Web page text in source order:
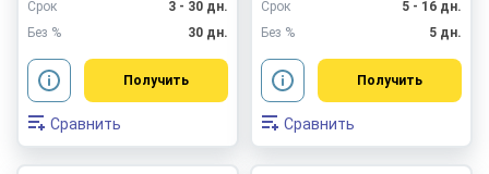
Срок
3 - 30 дн.
Без %
30 дн.
Получить
Сравнить
Срок
5 - 16 дн.
Без %
5 дн.
Получить
Сравнить